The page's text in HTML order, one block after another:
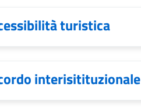
turistica
interisitituzionale